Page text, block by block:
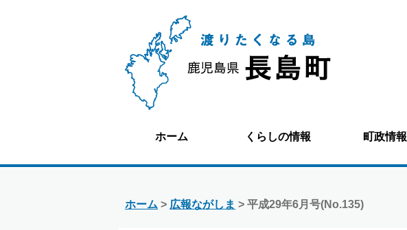
ホーム くらしの情報 町政情報
ホーム > 広報ながしま > 平成29年6月号(No.135)